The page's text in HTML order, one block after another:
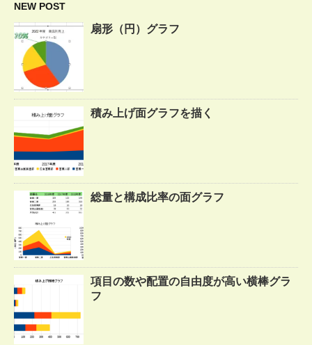
NEW POST
扇形（円）グラフ
積み上げ面グラフを描く
総量と構成比率の面グラフ
項目の数や配置の自由度が高い横棒グラ
フ